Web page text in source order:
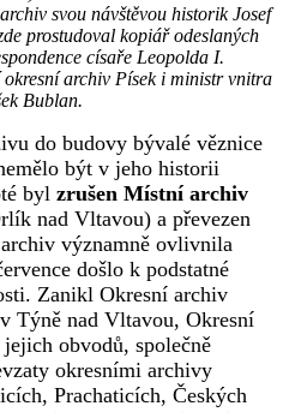
svou návštěvou historik Josef
prostudoval kopiář odeslaných
císaře Leopolda I.
archiv Písek i ministr vnitra
Bublan.
do budovy bývalé věznice
být v jeho historii
byl zrušen Místní archiv
nad Vltavou) a převezen
významně ovlivnila
došlo k podstatné
Zanikl Okresní archiv
Týně nad Vltavou, Okresní
obvodů, společně
okresními archivy
Prachaticích, Českých